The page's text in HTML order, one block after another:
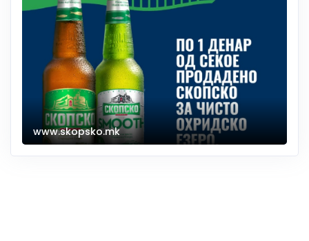
www.skopsko.mk